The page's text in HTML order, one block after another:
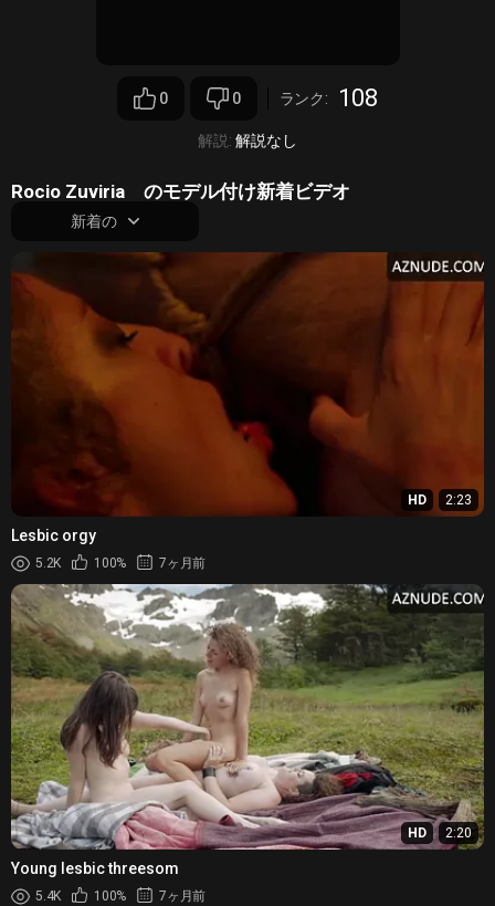
0 0 ランク: 108
解説: 解説なし
Rocio Zuviria のモデル付け新着ビデオ
新着の
HD 2:23
Lesbic orgy
5.2K 100% 7ヶ月前
HD 2:20
Young lesbic threesom
5.4K 100% 7ヶ月前